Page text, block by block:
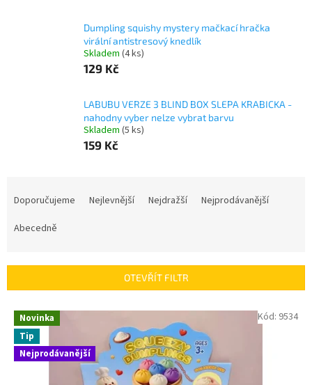
Dumpling squishy mystery mačkací hračka
virální antistresový knedlík
Skladem (4 ks)
129 Kč
LABUBU VERZE 3 BLIND BOX SLEPA KRABICKA -
nahodny vyber nelze vybrat barvu
Skladem (5 ks)
159 Kč
r
Doporučujeme Nejlevnější Nejdražší
Nejprodávanější
Abecedně
OTEVŘÍT FILTR
V
p
Novinka
Tip
Nejprodávanější
Kód: 9534